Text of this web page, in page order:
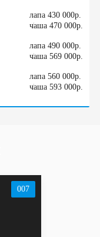
лапа 430 000р.
/
чаша 470 000р.
лапа 490 000р.
/
чаша 569 000р.
лапа 560 000р.
/
чаша 593 000р.
007